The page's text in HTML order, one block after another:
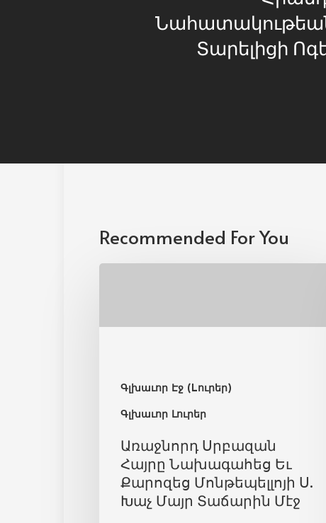
Տարելիցի
Recommended For You
Գլխաւոր Էջ (Lուրեր)
Գլխաւոր Լուրեր
Առաջնորդ Սրբազան
Հայրը Նախագահեց Եւ
Քարոզեց Մոնթեպելլոյի Ս.
Խաչ Մայր Տաճարին Մէջ